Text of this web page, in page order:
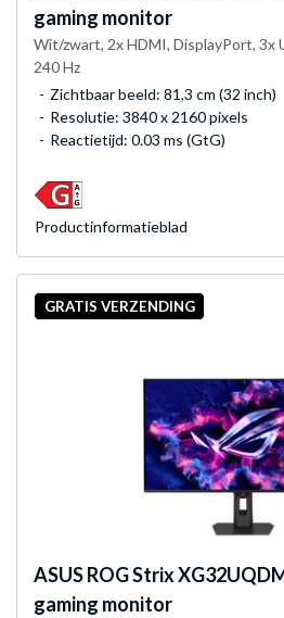
gaming monitor
Wit/zwart, 2x HDMI, DisplayPort, 3x
240 Hz
Zichtbaar beeld: 81,3 cm (32 inch)
Resolutie: 3840 x 2160 pixels
Reactietijd: 0.03 ms (GtG)
Product­informatieblad
GRATIS VERZENDING
ASUSROG Strix
gaming monitor